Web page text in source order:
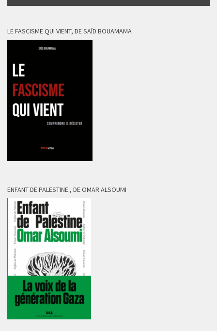
LE FASCISME QUI VIENT, DE SAÏD BOUAMAMA
ENFANT DE PALESTINE , DE OMAR ALSOUMI